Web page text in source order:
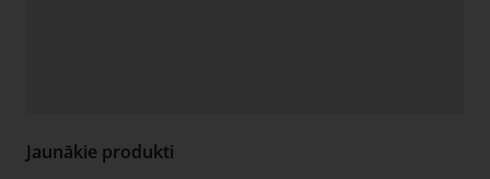
Jaunākie produkti